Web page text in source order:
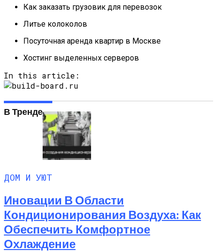
Как заказать грузовик для перевозок
Литье колоколов
Посуточная аренда квартир в Москве
Хостинг выделенных серверов
In this article:
В Тренде
ДОМ И УЮТ
Иновации В Области
Кондиционирования Воздуха: Как
Обеспечить Комфортное
Охлаждение